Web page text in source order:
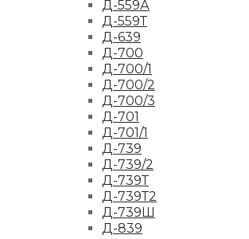
Д-559А
Д-559Т
Д-639
Д-700
Д-700/1
Д-700/2
Д-700/3
Д-701
Д-701/1
Д-739
Д-739/2
Д-739Т
Д-739Т2
Д-739Ш
Д-839